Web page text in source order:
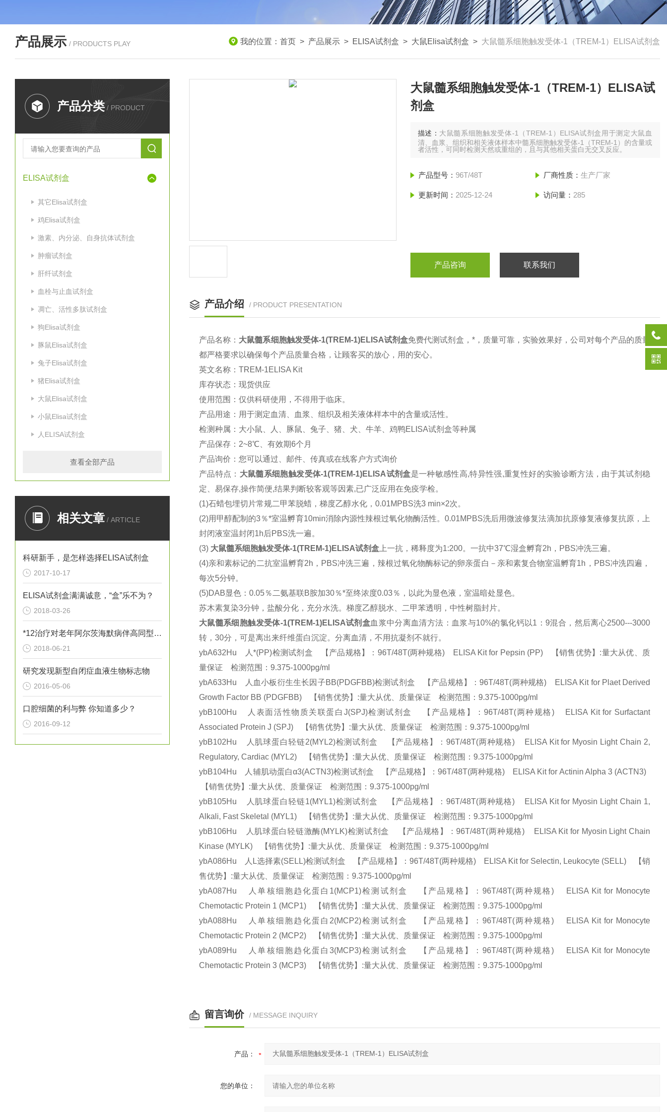
产品展示 / PRODUCTS PLAY 我的位置： 首页 > 产品展示 > ELISA试剂盒 > 大鼠Elisa试剂盒 > 大鼠髓系细胞触发受体-1（TREM-1）ELISA试剂盒
产品分类 / PRODUCT
ELISA试剂盒
其它Elisa试剂盒
鸡Elisa试剂盒
激素、内分泌、自身抗体试剂盒
肿瘤试剂盒
肝纤试剂盒
血栓与止血试剂盒
凋亡、活性多肽试剂盒
狗Elisa试剂盒
豚鼠Elisa试剂盒
兔子Elisa试剂盒
猪Elisa试剂盒
大鼠Elisa试剂盒
小鼠Elisa试剂盒
人ELISA试剂盒
查看全部产品
相关文章 / ARTICLE
科研新手，是怎样选择ELISA试剂盒
2017-10-17
ELISA试剂盒满满诚意，“盒”乐不为？
2018-03-26
*12治疗对老年阿尔茨海默病伴高同型半胱胺酸血症患者血清炎性因子
2018-06-21
研究发现新型自闭症血液生物标志物
2016-05-06
口腔细菌的利与弊 你知道多少？
2016-09-12
大鼠髓系细胞触发受体-1（TREM-1）ELISA试
剂盒
描述： 大鼠髓系细胞触发受体-1（TREM-1）ELISA试剂盒用于测定大鼠血
清、血浆、组织和相关液体样本中髓系细胞触发受体-1（TREM-1）的含量或
者活性，可同时检测天然或重组的，且与其他相关蛋白无交叉反应。
产品型号： 96T/48T 厂商性质： 生产厂家
更新时间： 2025-12-24 访问量： 285
产品咨询 联系我们
产品介绍 / PRODUCT PRESENTATION
产品名称： 大鼠髓系细胞触发受体-1(TREM-1)ELISA试剂盒免费代测试剂盒，*，质量可靠，实验效果好，公司对每个产品的质量
都严格要求以确保每个产品质量合格，让顾客买的放心，用的安心。
英文名称： TREM-1ELISA Kit
库存状态：现货供应
使用范围：仅供科研使用，不得用于临床。
产品用途：用于测定血清、血浆、组织及相关液体样本中的含量或活性。
检测种属：大小鼠、人、豚鼠、兔子、猪、犬、牛羊、鸡鸭ELISA试剂盒等种属
产品保存：2~8℃、有效期6个月
产品询价：您可以通过、邮件、传真或在线客户方式询价
产品特点： 大鼠髓系细胞触发受体-1(TREM-1)ELISA试剂盒是一种敏感性高,特异性强,重复性好的实验诊断方法，由于其试剂稳
定、易保存,操作简便,结果判断较客观等因素,已广泛应用在免疫学检。
(1)石蜡包埋切片常规二甲苯脱蜡，梯度乙醇水化，0.01MPBS洗3 min×2次。
(2)用甲醇配制的3％*室温孵育10min消除内源性辣根过氧化物酶活性。0.01MPBS洗后用微波修复法滴加抗原修复液修复抗原，上
封闭液室温封闭1h后PBS洗一遍。
(3) 大鼠髓系细胞触发受体-1(TREM-1)ELISA试剂盒 上一抗，稀释度为1:200。一抗中37℃湿盒孵育2h，PBS冲洗三遍。
(4)亲和素标记的二抗室温孵育2h，PBS冲洗三遍，辣根过氧化物酶标记的卵亲蛋白－亲和素复合物室温孵育1h，PBS冲洗四遍，
每次5分钟。
(5)DAB显色：0.05％二氨基联B胺加30％*至终浓度0.03％，以此为显色液，室温暗处显色。
苏木素复染3分钟，盐酸分化，充分水洗。梯度乙醇脱水、二甲苯透明，中性树脂封片。
大鼠髓系细胞触发受体-1(TREM-1)ELISA试剂盒血浆中分离血清方法：血浆与10%的氯化钙以1：9混合，然后离心2500---3000
转，30分，可是离出来纤维蛋白沉淀。分离血清，不用抗凝剂不就行。
ybA632Hu 人*(PP)检测试剂盒 【产品规格】：96T/48T(两种规格) ELISA Kit for Pepsin (PP) 【销售优势】:量大从优、质
量保证 检测范围：9.375-1000pg/ml
ybA633Hu 人血小板衍生生长因子BB(PDGFBB)检测试剂盒 【产品规格】：96T/48T(两种规格) ELISA Kit for Plaet Derived
Growth Factor BB (PDGFBB) 【销售优势】:量大从优、质量保证 检测范围：9.375-1000pg/ml
ybB100Hu 人表面活性物质关联蛋白J(SPJ)检测试剂盒 【产品规格】：96T/48T(两种规格) ELISA Kit for Surfactant
Associated Protein J (SPJ) 【销售优势】:量大从优、质量保证 检测范围：9.375-1000pg/ml
ybB102Hu 人肌球蛋白轻链2(MYL2)检测试剂盒 【产品规格】：96T/48T(两种规格) ELISA Kit for Myosin Light Chain 2,
Regulatory, Cardiac (MYL2) 【销售优势】:量大从优、质量保证 检测范围：9.375-1000pg/ml
ybB104Hu 人辅肌动蛋白α3(ACTN3)检测试剂盒 【产品规格】：96T/48T(两种规格) ELISA Kit for Actinin Alpha 3 (ACTN3)
【销售优势】:量大从优、质量保证 检测范围：9.375-1000pg/ml
ybB105Hu 人肌球蛋白轻链1(MYL1)检测试剂盒 【产品规格】：96T/48T(两种规格) ELISA Kit for Myosin Light Chain 1,
Alkali, Fast Skeletal (MYL1) 【销售优势】:量大从优、质量保证 检测范围：9.375-1000pg/ml
ybB106Hu 人肌球蛋白轻链激酶(MYLK)检测试剂盒 【产品规格】：96T/48T(两种规格) ELISA Kit for Myosin Light Chain
Kinase (MYLK) 【销售优势】:量大从优、质量保证 检测范围：9.375-1000pg/ml
ybA086Hu 人L选择素(SELL)检测试剂盒 【产品规格】：96T/48T(两种规格) ELISA Kit for Selectin, Leukocyte (SELL) 【销
售优势】:量大从优、质量保证 检测范围：9.375-1000pg/ml
ybA087Hu 人单核细胞趋化蛋白1(MCP1)检测试剂盒 【产品规格】：96T/48T(两种规格) ELISA Kit for Monocyte
Chemotactic Protein 1 (MCP1) 【销售优势】:量大从优、质量保证 检测范围：9.375-1000pg/ml
ybA088Hu 人单核细胞趋化蛋白2(MCP2)检测试剂盒 【产品规格】：96T/48T(两种规格) ELISA Kit for Monocyte
Chemotactic Protein 2 (MCP2) 【销售优势】:量大从优、质量保证 检测范围：9.375-1000pg/ml
ybA089Hu 人单核细胞趋化蛋白3(MCP3)检测试剂盒 【产品规格】：96T/48T(两种规格) ELISA Kit for Monocyte
Chemotactic Protein 3 (MCP3) 【销售优势】:量大从优、质量保证 检测范围：9.375-1000pg/ml
留言询价 / MESSAGE INQUIRY
产品：
您的单位：